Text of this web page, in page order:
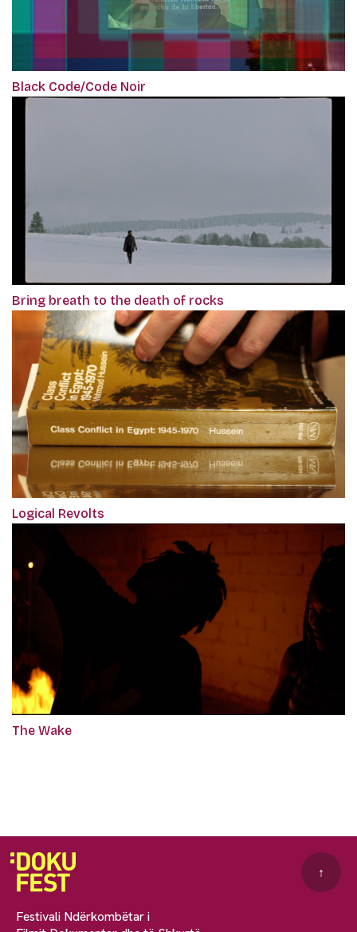
Black Code/Code Noir
Bring breath to the death of rocks
Logical Revolts
The Wake
Festivali Ndërkombëtar i
↑